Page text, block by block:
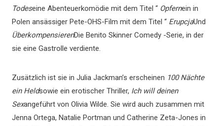
Todeseine Abenteuerkomödie mit dem Titel “ Opfernein in
Polen ansässiger Pete-OHS-Film mit dem Titel “ ErupcjaUnd
ÜberkompensierenDie Benito Skinner Comedy -Serie, in der
sie eine Gastrolle verdiente.
Zusätzlich ist sie in Julia Jackman’s erscheinen 100 Nächte
ein Heldsowie ein erotischer Thriller, Ich will deinen
Sexangeführt von Olivia Wilde. Sie wird auch zusammen mit
Jenna Ortega, Natalie Portman und Catherine Zeta-Jones in